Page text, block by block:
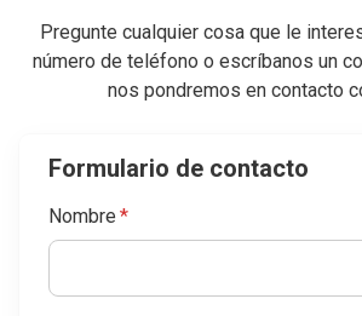
Pregunte cualquier cosa que le
número de teléfono o escríbanos un
nos pondremos en contacto
Formulario de contacto
Nombre *